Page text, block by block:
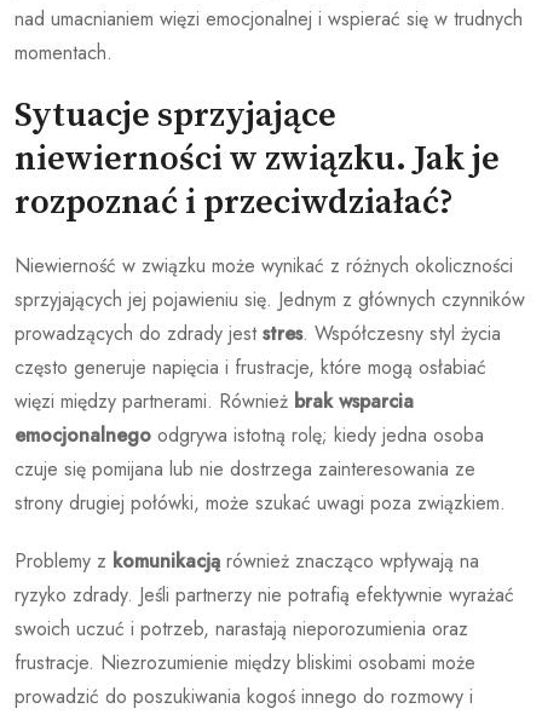
nad umacnianiem więzi emocjonalnej i wspierać się w trudnych
momentach.
Sytuacje sprzyjające
niewierności w związku. Jak je
rozpoznać i przeciwdziałać?
Niewierność w związku może wynikać z różnych okoliczności
sprzyjających jej pojawieniu się. Jednym z głównych czynników
prowadzących do zdrady jeststres. Współczesny styl życia
często generuje napięcia i frustracje, które mogą osłabiać
więzi między partnerami. Również brak wsparcia
emocjonalnego odgrywa istotną rolę; kiedy jedna osoba
czuje się pomijana lub nie dostrzega zainteresowania ze
strony drugiej połówki, może szukać uwagi poza związkiem.
Problemy z komunikacją również znacząco wpływają na
ryzyko zdrady. Jeśli partnerzy nie potrafią efektywnie wyrażać
swoich uczuć i potrzeb, narastają nieporozumienia oraz
frustracje. Niezrozumienie między bliskimi osobami może
prowadzić do poszukiwania kogoś innego do rozmowy i